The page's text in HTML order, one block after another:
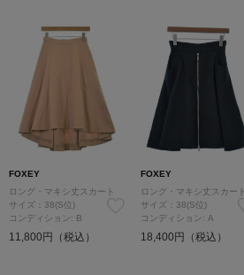
FOXEY
ロング・マキシ丈スカート
サイズ：38(S位)
コンディション: B
11,800円（税込）
FOXEY
ロング・マキシ丈スカート
サイズ：38(S位)
コンディション: A
18,400円（税込）